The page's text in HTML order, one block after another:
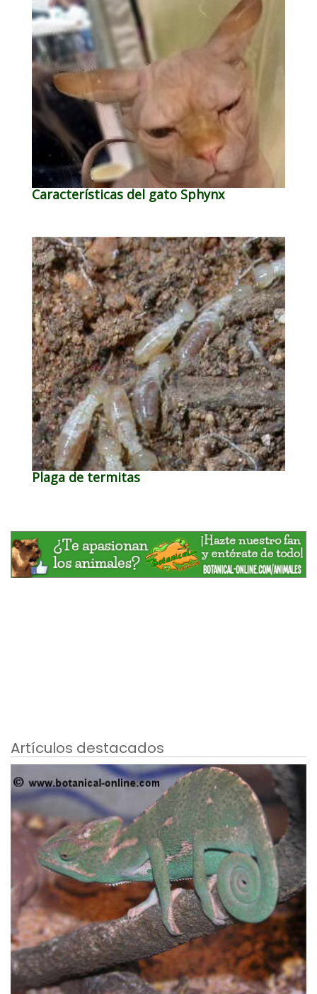
Características del gato Sphynx
Plaga de termitas
Artículos destacados